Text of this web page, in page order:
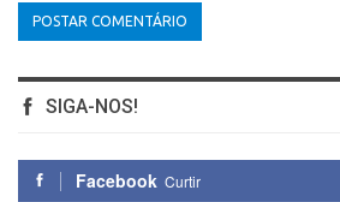
SIGA-NOS!
Facebook Curtir